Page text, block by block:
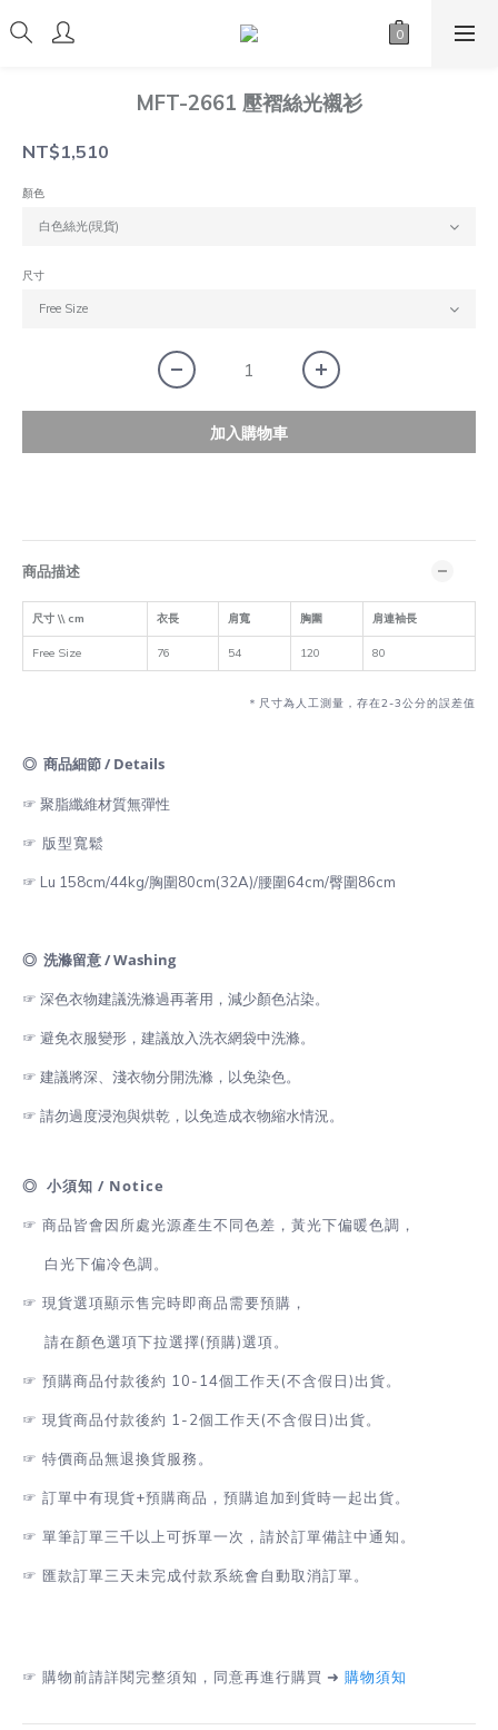
MFT-2661 壓褶絲光襯衫
NT$1,510
顏色
尺寸
加入購物車
商品描述
尺寸 \\ cm 衣長 肩寬 胸圍 肩連袖長
Free Size 76 54 120 80
＊尺寸為人工測量，存在2-3公分的誤差值
◎ 商品細節 / Details
☞ 聚脂纖維材質無彈性
☞ 版型寬鬆
☞ Lu 158cm/44kg/胸圍80cm(32A)/腰圍64cm/臀圍86cm
◎ 洗滌留意 / Washing
☞ 深色衣物建議洗滌過再著用，減少顏色沾染。
☞ 避免衣服變形，建議放入洗衣網袋中洗滌。
☞ 建議將深、淺衣物分開洗滌，以免染色。
☞ 請勿過度浸泡與烘乾，以免造成衣物縮水情況。
◎ 小須知 / Notice
☞ 商品皆會因所處光源產生不同色差，黃光下偏暖色調，
白光下偏冷色調。
☞ 現貨選項顯示售完時即商品需要預購，
請在顏色選項下拉選擇(預購)選項。
☞ 預購商品付款後約 10-14個工作天(不含假日)出貨。
☞ 現貨商品付款後約 1-2個工作天(不含假日)出貨。
☞ 特價商品無退換貨服務。
☞ 訂單中有現貨+預購商品，預購追加到貨時一起出貨。
☞ 單筆訂單三千以上可拆單一次，請於訂單備註中通知。
☞ 匯款訂單三天未完成付款系統會自動取消訂單。
☞ 購物前請詳閱完整須知，同意再進行購買 ➜ 購物須知